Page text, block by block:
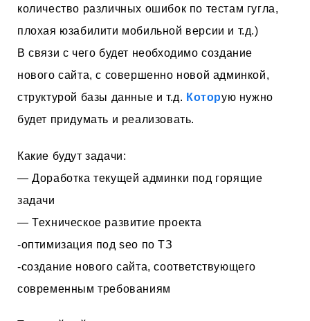
количество различных ошибок по тестам гугла,
плохая юзабилити мобильной версии и т.д.)
В связи с чего будет необходимо создание
нового сайта, с совершенно новой админкой,
структурой базы данные и т.д. Которую нужно
будет придумать и реализовать.
Какие будут задачи:
— Доработка текущей админки под горящие
задачи
— Техническое развитие проекта
-оптимизация под seo по ТЗ
-создание нового сайта, соответствующего
современным требованиям